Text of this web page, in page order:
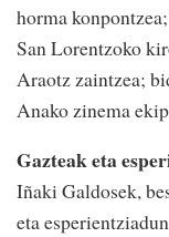
horma
San Lorentzoko
Araotz zaintzea;
Anako zinema
Gazteak eta
Iñaki Galdosek,
eta